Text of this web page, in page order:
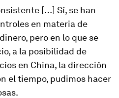
[…] Sí, se han
en materia de
pero en lo que se
a la posibilidad de
en China, la dirección
el tiempo, pudimos hacer